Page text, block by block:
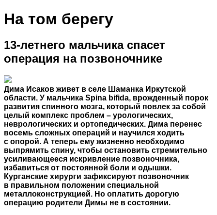
На том берегу
13-летнего мальчика спасет
операция на позвоночнике
Дима Исаков живет в селе Шаманка Иркутской
области. У мальчика Spina bifida, врожденный порок
развития спинного мозга, который повлек за собой
целый комплекс проблем – урологических,
неврологических и ортопедических. Дима перенес
восемь сложных операций и научился ходить
с опорой. А теперь ему жизненно необходимо
выпрямить спину, чтобы остановить стремительно
усиливающееся искривление позвоночника,
избавиться от постоянной боли и одышки.
Курганские хирурги зафиксируют позвоночник
в правильном положении специальной
металлоконструкцией. Но оплатить дорогую
операцию родители Димы не в состоянии.